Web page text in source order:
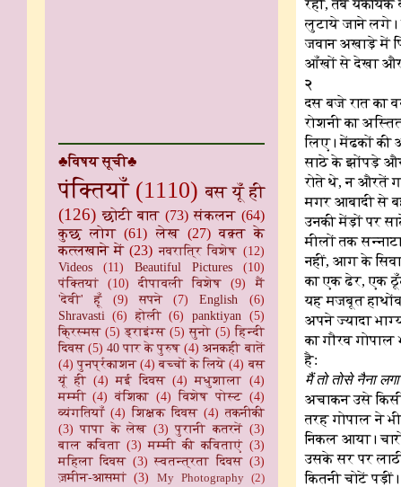
रहीं, तब
लुटाये जाने लगे।
जवान अखाड़े में
आँखों से देखा और
२
दस बजे रात का
रोशनी का
लिए। मेंढकों की
साठे के झोंपड़े
रोते थे, न औरतें
मगर आबादी से
उनकी मेंड़ों पर
मीलों तक
नहीं, आग के
का एक ढेर, एक
यह मजबूत
अपने ज्यादा
का गौरव
है:
मैं तो तोसे नैना
अचाकन उसे
तरह गोपाल ने
निकल आया।
उसके सर पर
कितनी चोटें
♣विषय सूची♣
पंक्तियाँ (1110) बस यूँ ही
(126) छोटी बात (73) संकलन (64)
कुछ लोग (61) लेख (27) वक़्त के
कत्लखाने में (23) नवरात्रि विशेष (12)
Videos
(11) Beautiful Pictures
(10)
पंक्तियां
(10) दीपावली विशेष (9)
मैं
'देवी' हूँ
(9) सपने (7) English
(6)
Shravasti (6) होली (6) panktiyan
(5)
क्रिस्मस (5) ड्राइंग्स (5) सुनो (5) हिन्दी
दिवस (5) 40 पार के पुरुष (4) अनकही बातें
(4) पुनर्प्रकाशन (4) बच्चों के लिये (4) बस
यूं ही (4) मई दिवस (4) मधुशाला (4)
मम्मी (4) वंशिका (4) विशेष पोस्ट (4)
व्यंगतियाँ (4) शिक्षक दिवस (4) तकनीकी
(3) पापा के लेख (3) पुरानी कतरनें (3)
बाल कविता (3) मम्मी की कविताएं (3)
महिला दिवस (3) स्वतन्त्रता दिवस (3)
ज़मीन-आसमां (3) My Photography (2)